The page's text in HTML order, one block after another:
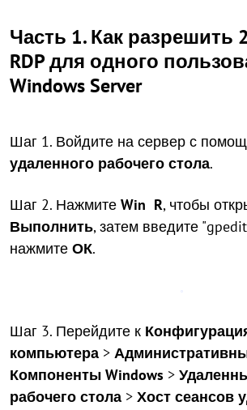
Часть 1. Как разрешить
RDP для одного
Windows Server
Шаг 1. Войдите на сервер с
удаленного рабочего стола.
Шаг 2. Нажмите Win R, чтобы
Выполнить, затем введите
нажмите ОК.
Шаг 3. Перейдите к
компьютера >
Компоненты Windows >
рабочего стола > Хост сеансов